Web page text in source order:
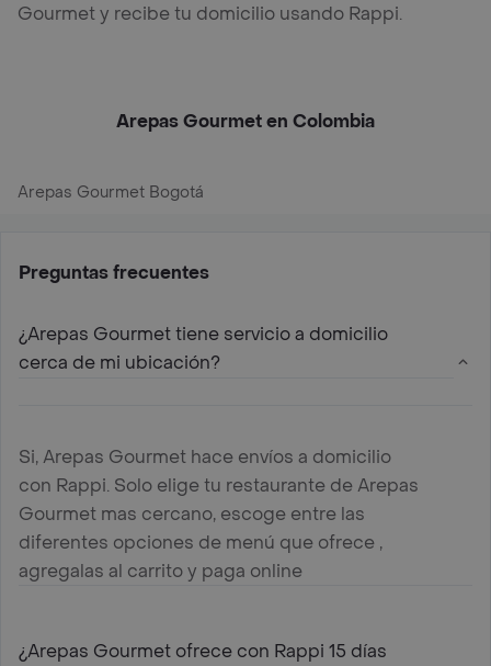
Gourmet y recibe tu domicilio usando Rappi.
Arepas Gourmet en Colombia
Arepas Gourmet Bogotá
Preguntas frecuentes
¿Arepas Gourmet tiene servicio a domicilio
cerca de mi ubicación?
Si, Arepas Gourmet hace envíos a domicilio
con Rappi. Solo elige tu restaurante de Arepas
Gourmet mas cercano, escoge entre las
diferentes opciones de menú que ofrece ,
agregalas al carrito y paga online
¿Arepas Gourmet ofrece con Rappi 15 días